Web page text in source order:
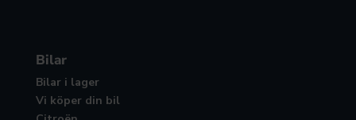
Bilar
Bilar i lager
Vi köper din bil